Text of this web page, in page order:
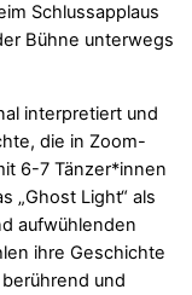
Schlussapplaus
Bühne unterwegs
interpretiert und
die in Zoom-
6-7 Tänzer*innen
„Ghost Light“ als
aufwühlenden
ihre Geschichte
und